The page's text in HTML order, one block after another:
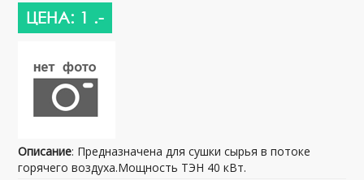
ЦЕНА: 1 .-
Описание: Предназначена для сушки сырья в потоке
горячего воздуха.Мощность ТЭН 40 кВт.